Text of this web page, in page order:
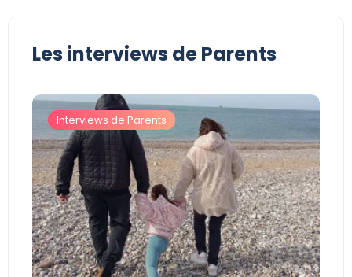
Les interviews de Parents
Interviews de Parents